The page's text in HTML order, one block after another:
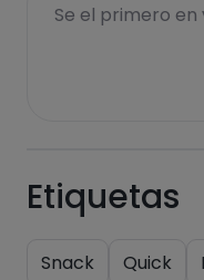
Se el primero
Etiquetas
Snack Quick